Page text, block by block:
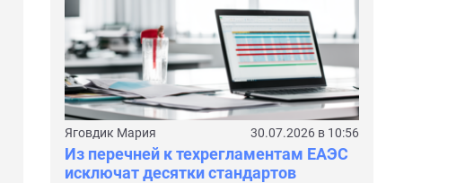
Яговдик Мария 30.07.2026 в 10:56
Из перечней к техрегламентам ЕАЭС
исключат десятки стандартов